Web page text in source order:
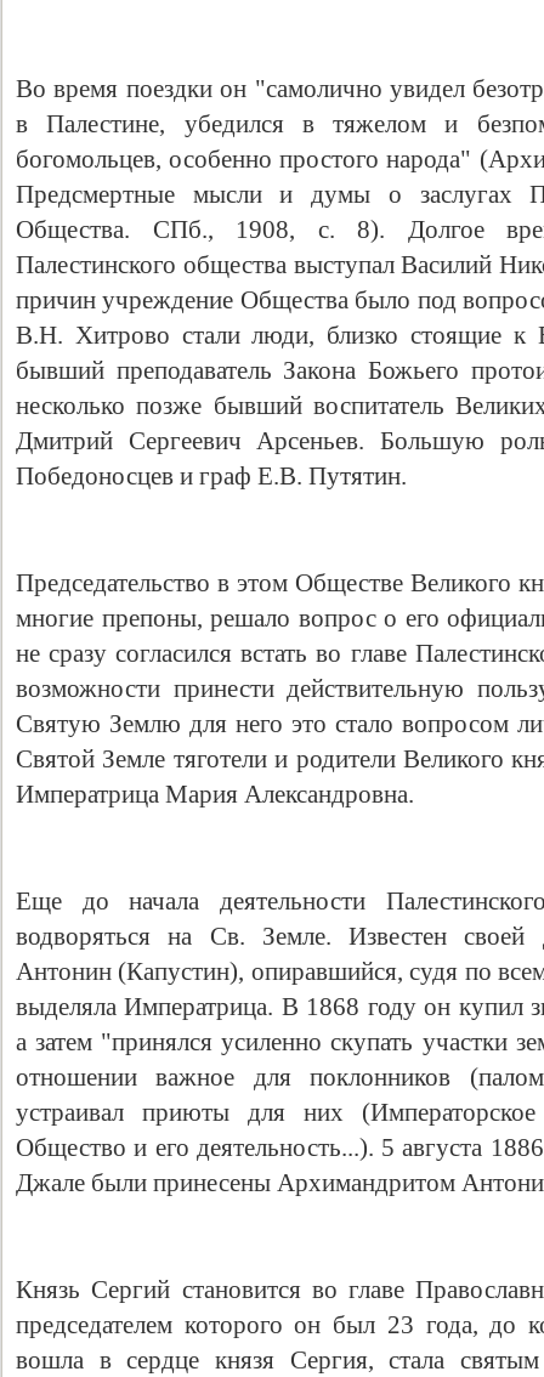
Во время поездки он "самолично увидел
в Палестине, убедился в тяжелом и
богомольцев, особенно простого народа"
Предсмертные мысли и думы о заслугах
Общества. СПб., 1908, с. 8). Долгое
Палестинского общества выступал Василий
причин учреждение Общества было под
В.Н. Хитрово стали люди, близко стоящие к
бывший преподаватель Закона Божьего
несколько позже бывший воспитатель
Дмитрий Сергеевич Арсеньев. Большую
Победоносцев и граф Е.В. Путятин.
Председательство в этом Обществе Великого
многие препоны, решало вопрос о его
не сразу согласился встать во главе
возможности принести действительную
Святую Землю для него это стало вопросом
Святой Земле тяготели и родители Великого
Императрица Мария Александровна.
Еще до начала деятельности
водворяться на Св. Земле. Известен своей
Антонин (Капустин), опиравшийся, судя по
выделяла Императрица. В 1868 году он купил
а затем "принялся усиленно скупать участки
отношении важное для поклонников
устраивал приюты для них (Императорское
Общество и его деятельность...). 5 августа
Джале были принесены Архимандритом
Князь Сергий становится во главе
председателем которого он был 23 года, до
вошла в сердце князя Сергия, стала